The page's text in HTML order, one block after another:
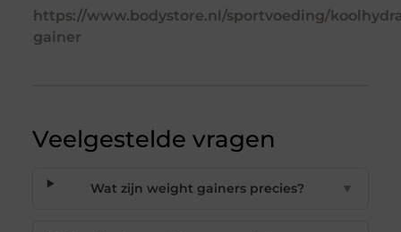
https://www.bodystore.nl/sportvoeding/
gainer
Veelgestelde vragen
Wat zijn weight gainers precies? ▼